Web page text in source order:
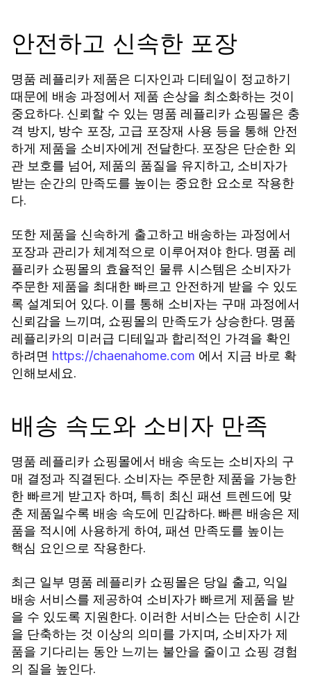
안전하고 신속한 포장
명품 레플리카 제품은 디자인과 디테일이 정교하기
때문에 배송 과정에서 제품 손상을 최소화하는 것이
중요하다. 신뢰할 수 있는 명품 레플리카 쇼핑몰은 충
격 방지, 방수 포장, 고급 포장재 사용 등을 통해 안전
하게 제품을 소비자에게 전달한다. 포장은 단순한 외
관 보호를 넘어, 제품의 품질을 유지하고, 소비자가
받는 순간의 만족도를 높이는 중요한 요소로 작용한
다.
또한 제품을 신속하게 출고하고 배송하는 과정에서
포장과 관리가 체계적으로 이루어져야 한다. 명품 레
플리카 쇼핑몰의 효율적인 물류 시스템은 소비자가
주문한 제품을 최대한 빠르고 안전하게 받을 수 있도
록 설계되어 있다. 이를 통해 소비자는 구매 과정에서
신뢰감을 느끼며, 쇼핑몰의 만족도가 상승한다. 명품
레플리카의 미러급 디테일과 합리적인 가격을 확인
하려면 https://chaenahome.com 에서 지금 바로 확
인해보세요.
배송 속도와 소비자 만족
명품 레플리카 쇼핑몰에서 배송 속도는 소비자의 구
매 결정과 직결된다. 소비자는 주문한 제품을 가능한
한 빠르게 받고자 하며, 특히 최신 패션 트렌드에 맞
춘 제품일수록 배송 속도에 민감하다. 빠른 배송은 제
품을 적시에 사용하게 하여, 패션 만족도를 높이는
핵심 요인으로 작용한다.
최근 일부 명품 레플리카 쇼핑몰은 당일 출고, 익일
배송 서비스를 제공하여 소비자가 빠르게 제품을 받
을 수 있도록 지원한다. 이러한 서비스는 단순히 시간
을 단축하는 것 이상의 의미를 가지며, 소비자가 제
품을 기다리는 동안 느끼는 불안을 줄이고 쇼핑 경험
의 질을 높인다.